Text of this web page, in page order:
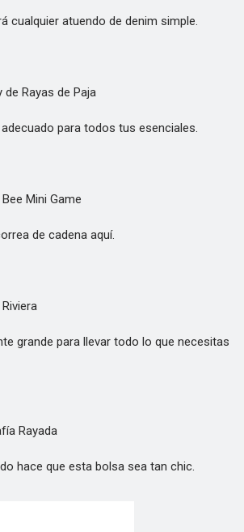
atuendo de denim simple.
Rayas de Paja
para todos tus esenciales.
Mini Game
de cadena aquí.
grande para llevar todo lo que necesitas
Rayada
hace que esta bolsa sea tan chic.